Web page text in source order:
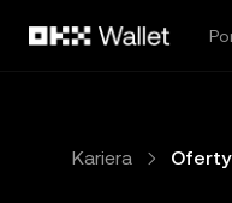
Kariera